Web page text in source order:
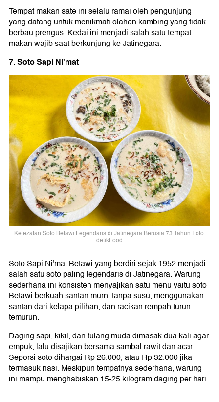
Tempat makan sate ini selalu ramai oleh pengunjung
yang datang untuk menikmati olahan kambing yang tidak
berbau prengus. Kedai ini menjadi salah satu tempat
makan wajib saat berkunjung ke Jatinegara.
7. Soto Sapi Ni'mat
Kelezatan Soto Betawi Legendaris di Jatinegara Berusia 73 Tahun Foto:
detikFood
Soto Sapi Ni'mat Betawi yang berdiri sejak 1952 menjadi
salah satu soto paling legendaris di Jatinegara. Warung
sederhana ini konsisten menyajikan satu menu yaitu soto
Betawi berkuah santan murni tanpa susu, menggunakan
santan dari kelapa pilihan, dan racikan rempah turun-
temurun.
Daging sapi, kikil, dan tulang muda dimasak dua kali agar
empuk, lalu disajikan bersama sambal rawit dan acar.
Seporsi soto dihargai Rp 26.000, atau Rp 32.000 jika
termasuk nasi. Meskipun tempatnya sederhana, warung
ini mampu menghabiskan 15-25 kilogram daging per hari.